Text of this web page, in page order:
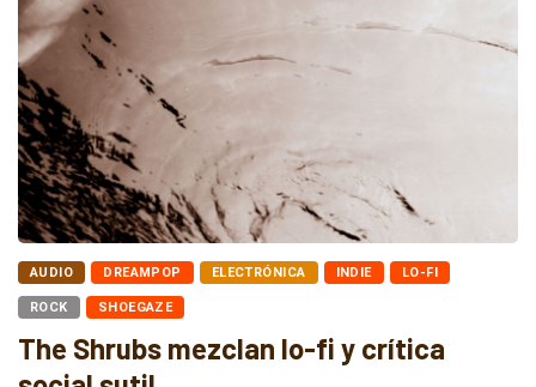
AUDIO DREAMPOP ELECTRÓNICA INDIE LO-FI
ROCK SHOEGAZE
The Shrubs mezclan lo-fi y crítica